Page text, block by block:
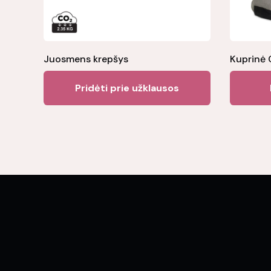
Juosmens krepšys
Pridėti prie užklausos
Kuprinė